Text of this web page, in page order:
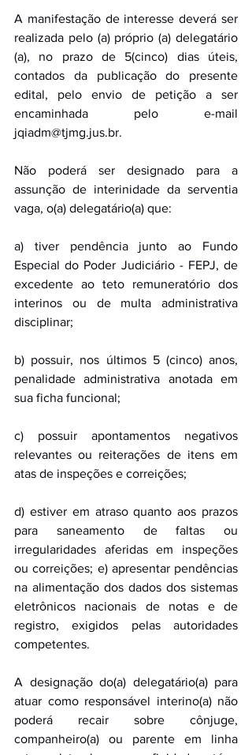
A manifestação de interesse deverá ser
realizada pelo (a) próprio (a) delegatário
(a), no prazo de 5(cinco) dias úteis,
contados da publicação do presente
edital, pelo envio de petição a ser
jqiadm@tjmg.jus.br.
Não poderá ser designado para a
assunção de interinidade da serventia
vaga, o(a) delegatário(a) que:
a) tiver pendência junto ao Fundo
Especial do Poder Judiciário - FEPJ, de
excedente ao teto remuneratório dos
interinos ou de multa administrativa
disciplinar;
b) possuir, nos últimos 5 (cinco) anos,
penalidade administrativa anotada em
sua ficha funcional;
c) possuir apontamentos negativos
relevantes ou reiterações de itens em
atas de inspeções e correições;
d) estiver em atraso quanto aos prazos
para saneamento de faltas ou
irregularidades aferidas em inspeções
ou correições; e) apresentar pendências
na alimentação dos dados dos sistemas
eletrônicos nacionais de notas e de
registro, exigidos pelas autoridades
competentes.
A designação do(a) delegatário(a) para
atuar como responsável interino(a) não
poderá recair sobre cônjuge,
companheiro(a) ou parente em linha